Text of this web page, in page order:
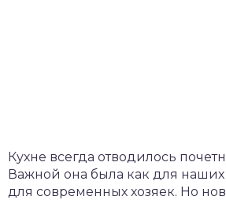
Кухне всегда отводилось
Важной она была как для наших
для современных хозяек. Но